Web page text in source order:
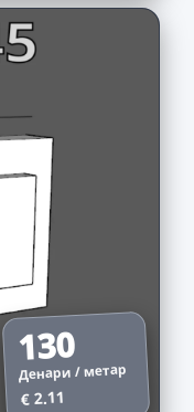
130
Денари / метар
€ 2.11